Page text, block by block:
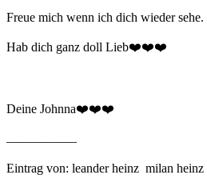
Freue mich wenn ich dich wieder sehe.
Hab dich ganz doll Lieb❤️❤️❤️
Deine Johnna❤️❤️❤️
—————–
Eintrag von: leander heinz milan